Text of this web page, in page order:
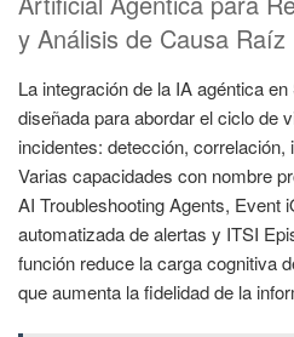
y Análisis de Causa Raíz
La integración de la IA agéntica
diseñada para abordar el ciclo de
incidentes: detección,
Varias capacidades con nombre
AI Troubleshooting Agents, Event
automatizada de alertas y ITSI
función reduce la carga cognitiva
que aumenta la fidelidad de la